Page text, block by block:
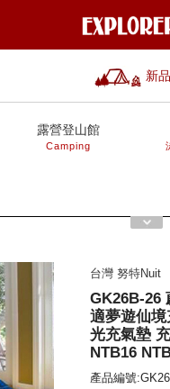
新品
露營登山館
Camping
台灣 努特Nuit
GK26B-26
適夢遊仙
光充氣墊
NTB16
產品編號